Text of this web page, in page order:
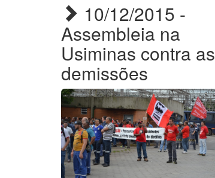
10/12/2015 -
Assembleia na
Usiminas contra as
demissões